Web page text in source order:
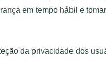
em tempo hábil e
da privacidade dos